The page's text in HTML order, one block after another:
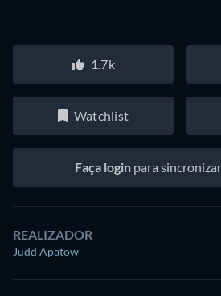
1.7k
Watchlist
Faça loginpara
REALIZADOR
Judd Apatow